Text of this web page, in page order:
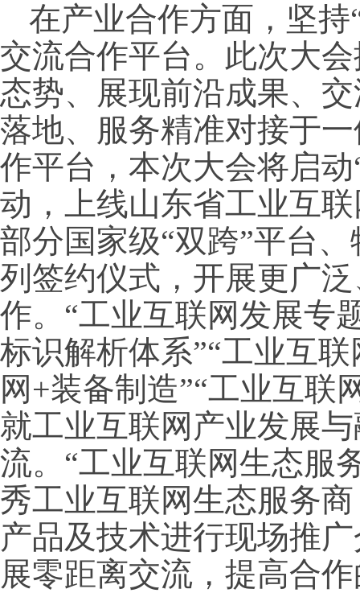
在产业合作方面，坚
交流合作平台。此次大
态势、展现前沿成果、
落地、服务精准对接于
作平台，本次大会将启
动，上线山东省工业互
部分国家级“双跨”平台
列签约仪式，开展更广
作。“工业互联网发展专
标识解析体系”“工业互
网+装备制造”“工业互联
就工业互联网产业发展
流。“工业互联网生态服
秀工业互联网生态服务
产品及技术进行现场推
展零距离交流，提高合